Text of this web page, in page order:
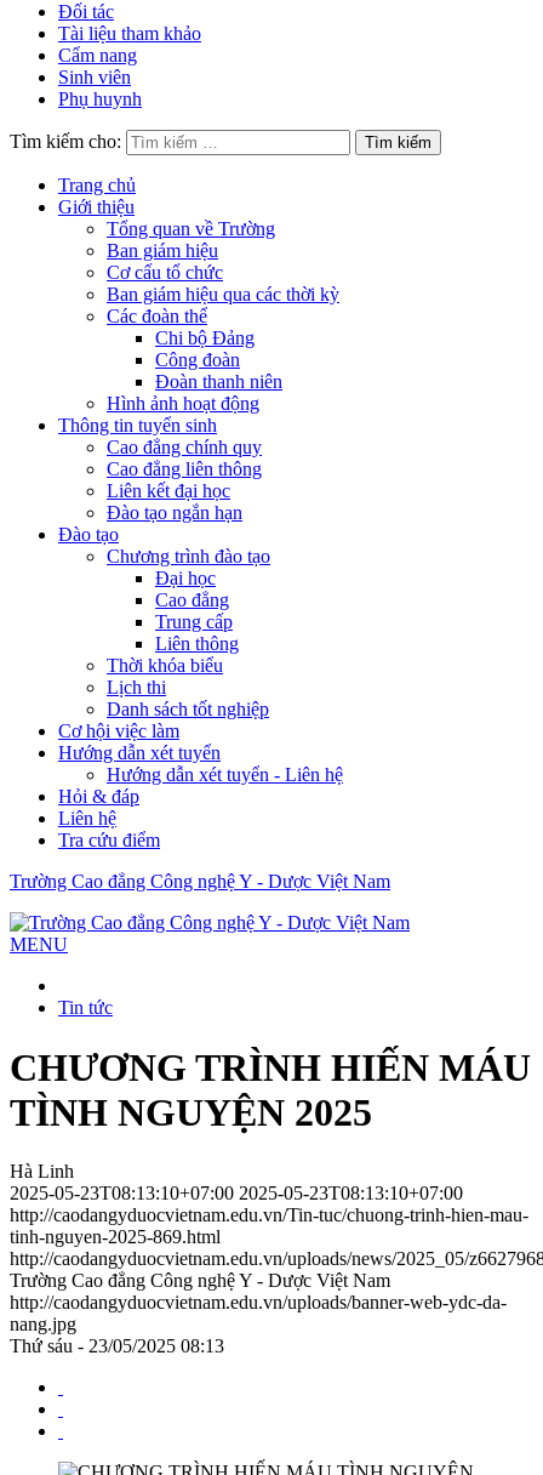
Đối tác
Tài liệu tham khảo
Cẩm nang
Sinh viên
Phụ huynh
Tìm kiếm cho:
Trang chủ
Giới thiệu
Tổng quan về Trường
Ban giám hiệu
Cơ cấu tổ chức
Ban giám hiệu qua các thời kỳ
Các đoàn thể
Chi bộ Đảng
Công đoàn
Đoàn thanh niên
Hình ảnh hoạt động
Thông tin tuyển sinh
Cao đẳng chính quy
Cao đẳng liên thông
Liên kết đại học
Đào tạo ngắn hạn
Đào tạo
Chương trình đào tạo
Đại học
Cao đẳng
Trung cấp
Liên thông
Thời khóa biểu
Lịch thi
Danh sách tốt nghiệp
Cơ hội việc làm
Hướng dẫn xét tuyển
Hướng dẫn xét tuyển - Liên hệ
Hỏi & đáp
Liên hệ
Tra cứu điểm
Trường Cao đẳng Công nghệ Y - Dược Việt Nam
MENU
Tin tức
CHƯƠNG TRÌNH HIẾN MÁU
TÌNH NGUYỆN 2025
Hà Linh
2025-05-23T08:13:10+07:00 2025-05-23T08:13:10+07:00
http://caodangyduocvietnam.edu.vn/Tin-tuc/chuong-trinh-hien-mau-
tinh-nguyen-2025-869.html
http://caodangyduocvietnam.edu.vn/uploads/news/2025_05/
Trường Cao đẳng Công nghệ Y - Dược Việt Nam
http://caodangyduocvietnam.edu.vn/uploads/banner-web-ydc-da-
nang.jpg
Thứ sáu - 23/05/2025 08:13